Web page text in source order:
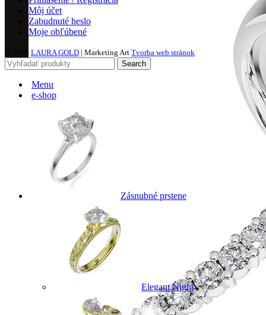
Môj účet
Zabudnuté heslo
Moje obľúbené
LAURA GOLD | Marketing Art Tvorba web stránok
Search
Menu
e-shop
Zásnubné prstene
Elegant Night